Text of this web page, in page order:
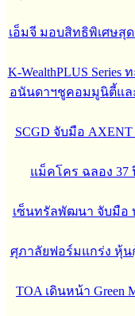
เอ็มจี มอบสิทธิพิเศษสุ
K-WealthPLUS Series
อนันดาฯชูคอมมูนิตี้และ
SCGD จับมือ
แม็คโคร ฉลอง 37
เซ็นทรัลพัฒนา จับมือ
ศุภาลัยฟอร์มแกร่ง หุ้น
TOA เดินหน้า